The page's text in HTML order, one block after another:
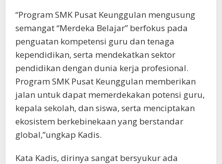
“Program SMK Pusat Keunggulan mengusung
semangat “Merdeka Belajar” berfokus pada
penguatan kompetensi guru dan tenaga
kependidikan, serta mendekatkan sektor
pendidikan dengan dunia kerja profesional.
Program SMK Pusat Keunggulan memberikan
jalan untuk dapat memerdekakan potensi guru,
kepala sekolah, dan siswa, serta menciptakan
ekosistem berkebinekaan yang berstandar
global,”ungkap Kadis.
Kata Kadis, dirinya sangat bersyukur ada